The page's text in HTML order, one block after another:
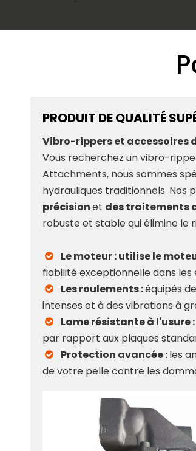
PRODUIT DE QUALITÉ
Vibro-rippers et accessoires
Vous recherchez un vibro-
Attachments, nous sommes
hydrauliques traditionnels. Nos
précisionet des traitements
robuste et stable qui élimine le
 Le moteur : utilise le
fiabilité exceptionnelle dans
 Les roulements :équipés
intenses et à des vibrations à
 Lame résistante à l'usure :
par rapport aux plaques
 Protection avancée :les
de votre pelle contre les